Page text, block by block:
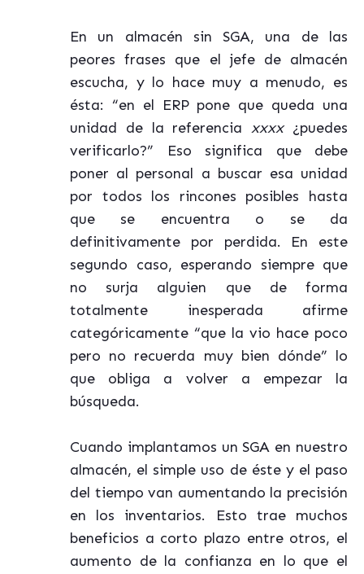
En un almacén sin SGA, una de las
peores frases que el jefe de almacén
escucha, y lo hace muy a menudo, es
ésta: “en el ERP pone que queda una
unidad de la referencia xxxx¿puedes
verificarlo?” Eso significa que debe
poner al personal a buscar esa unidad
por todos los rincones posibles hasta
que se encuentra o se da
definitivamente por perdida. En este
segundo caso, esperando siempre que
no surja alguien que de forma
totalmente inesperada afirme
categóricamente “que la vio hace poco
pero no recuerda muy bien dónde” lo
que obliga a volver a empezar la
búsqueda.
Cuando implantamos un SGA en nuestro
almacén, el simple uso de éste y el paso
del tiempo van aumentando la precisión
en los inventarios. Esto trae muchos
beneficios a corto plazo entre otros, el
aumento de la confianza en lo que el